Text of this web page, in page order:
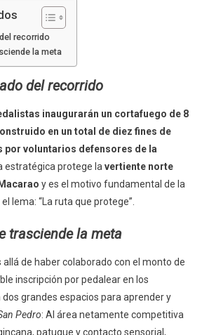
recorrido
la meta
del recorrido
inaugurarán un cortafuego de 8
en un total de diez fines de
por voluntarios defensores de la
estratégica protege lavertiente norte
y es el motivo fundamental de la
lema: “La ruta que protege”.
trasciende la meta
de haber colaborado con el monto de
inscripción por pedalear en los
grandes espacios para aprender y
Pedro: Al área netamente competitiva
patuque y contacto sensorial,